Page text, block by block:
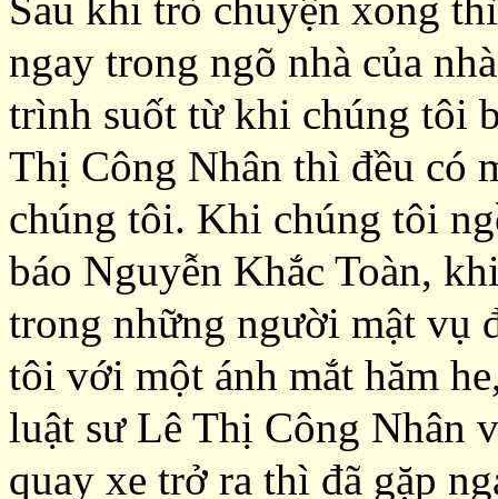
ngay trong ngõ nhà của
trình suốt từ khi chúng tôi
Thị Công Nhân thì đều có
chúng tôi. Khi chúng tôi
báo Nguyễn Khắc Toàn,
trong những người mật vụ
tôi với một ánh mắt hăm
luật sư Lê Thị Công Nhân
quay xe trở ra thì đã gặp